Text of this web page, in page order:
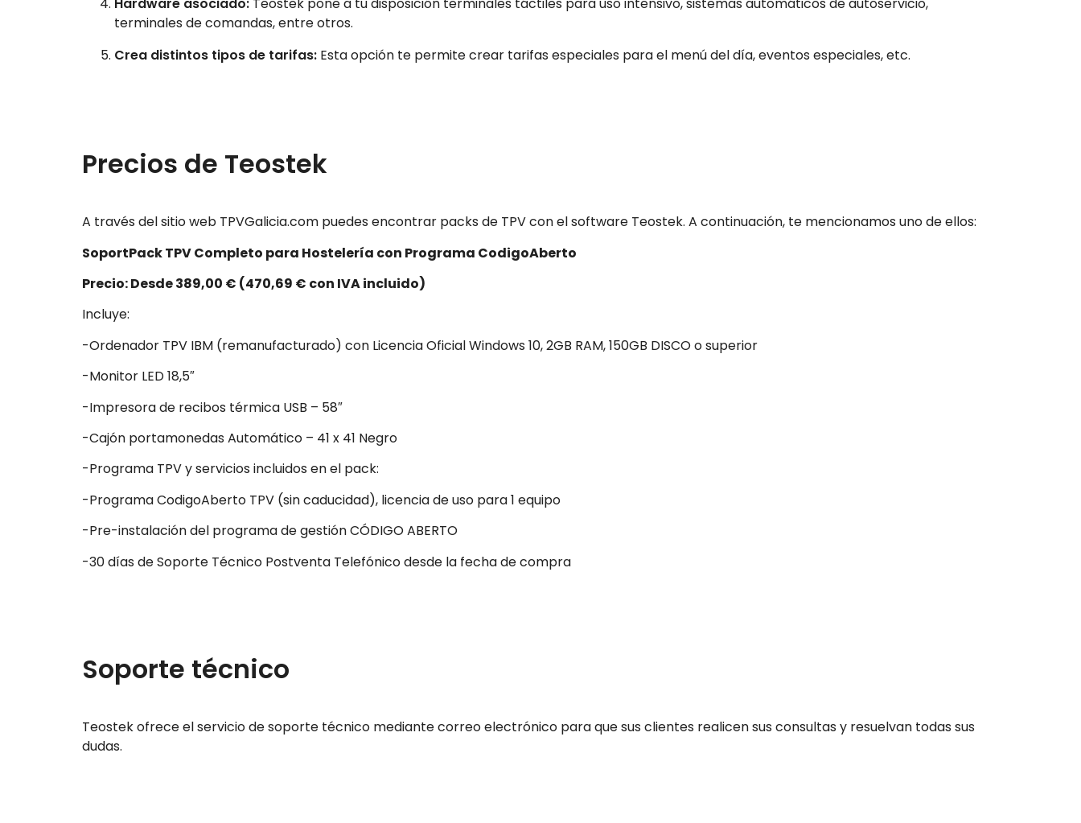
Hardware asociado: Teostek pone a tu disposición terminales táctiles para uso intensivo, sistemas automáticos de autoservicio,
terminales de comandas, entre otros.
Crea distintos tipos de tarifas: Esta opción te permite crear tarifas especiales para el menú del día, eventos especiales, etc.
Precios de Teostek
A través del sitio web TPVGalicia.com puedes encontrar packs de TPV con el software Teostek. A continuación, te mencionamos uno de ellos:
SoportPack TPV Completo para Hostelería con Programa CodigoAberto
Precio: Desde 389,00 € (470,69 € con IVA incluido)
Incluye:
-Ordenador TPV IBM (remanufacturado) con Licencia Oficial Windows 10, 2GB RAM, 150GB DISCO o superior
-Monitor LED 18,5″
-Impresora de recibos térmica USB – 58″
-Cajón portamonedas Automático – 41 x 41 Negro
-Programa TPV y servicios incluidos en el pack:
-Programa CodigoAberto TPV (sin caducidad), licencia de uso para 1 equipo
-Pre-instalación del programa de gestión CÓDIGO ABERTO
-30 días de Soporte Técnico Postventa Telefónico desde la fecha de compra
Soporte técnico
Teostek ofrece el servicio de soporte técnico mediante correo electrónico para que sus clientes realicen sus consultas y resuelvan todas sus
dudas.